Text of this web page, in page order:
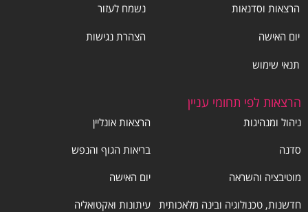
הרצאות וסדנאות
יום האישה
תנאי שימוש
נשמח לעזור
הצהרת נגישות
הרצאות לפי תחומי עניין
ניהול ומנהיגות
הרצאות אונליין
סדנה
בריאות הגוף והנפש
מוטיבציה והשראה
יום האישה
חדשנות, טכנולוגיה ובינה מלאכותית
עיתונות ואקטואליה